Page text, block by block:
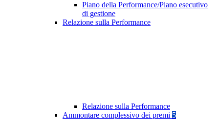
Piano della Performance/Piano esecutivo
di gestione
Relazione sulla Performance
Relazione sulla Performance
Ammontare complessivo dei premi 5